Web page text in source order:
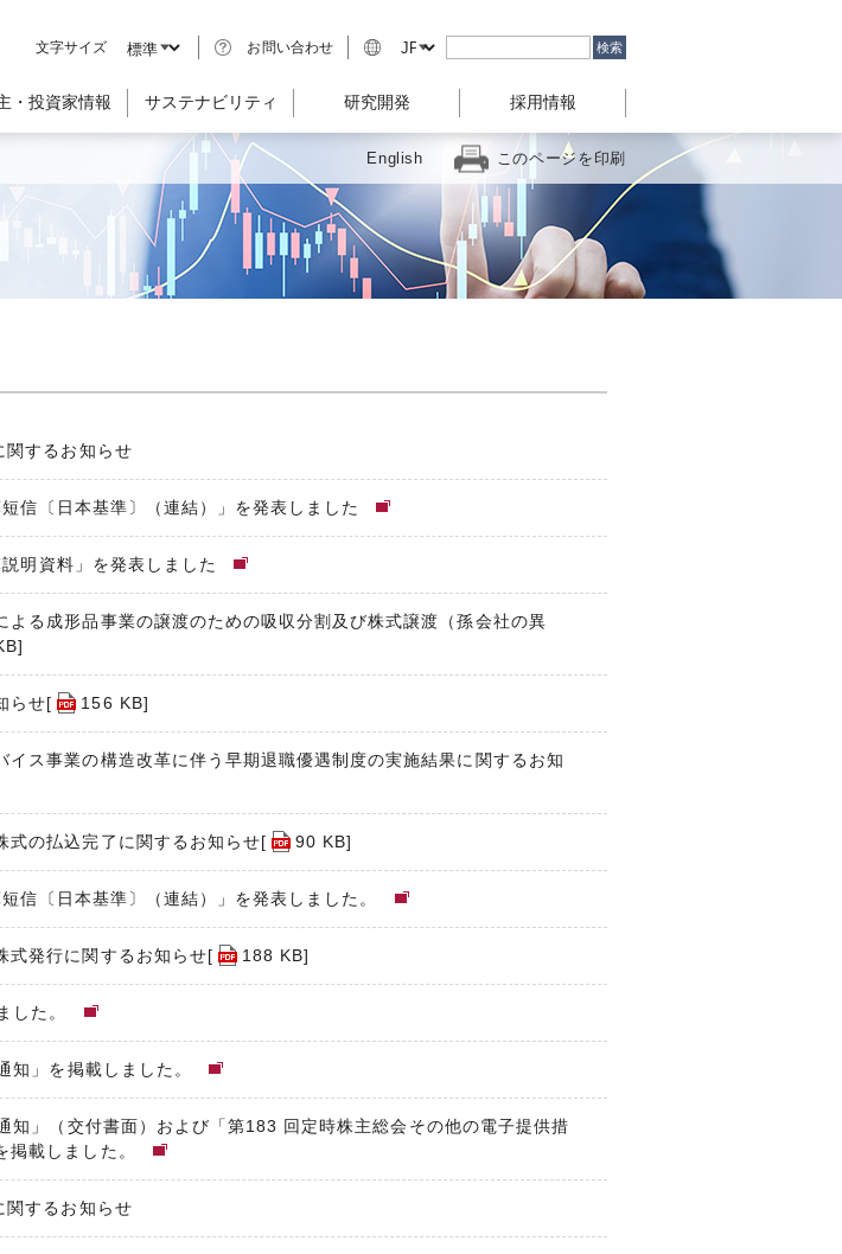
文字サイズ お問い合わせ
・投資家情報 サステナビリティ 研究開発 採用情報
English このページを印刷
関するお知らせ
信〔日本基準〕（連結）」を発表しました
明資料」を発表しました
よる成形品事業の譲渡のための吸収分割及び株式譲渡（孫会社の異
]
らせ[ 156 KB]
イス事業の構造改革に伴う早期退職優遇制度の実施結果に関するお知
式の払込完了に関するお知らせ[ 90 KB]
信〔日本基準〕（連結）」を発表しました。
式発行に関するお知らせ[ 188 KB]
した。
知」を掲載しました。
知」（交付書面）および「第183 回定時株主総会その他の電子提供措
掲載しました。
関するお知らせ